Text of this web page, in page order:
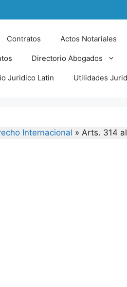
Contratos Actos Notariales
Directorio Abogados
Juridico Latin Utilidades
Internacional » Arts. 314